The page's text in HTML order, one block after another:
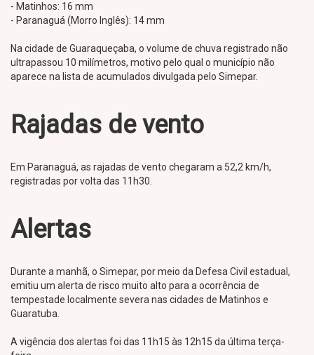
- Matinhos: 16 mm
- Paranaguá (Morro Inglês): 14 mm
Na cidade de Guaraqueçaba, o volume de chuva registrado não
ultrapassou 10 milímetros, motivo pelo qual o município não
aparece na lista de acumulados divulgada pelo Simepar.
Rajadas de vento
Em Paranaguá, as rajadas de vento chegaram a 52,2 km/h,
registradas por volta das 11h30.
Alertas
Durante a manhã, o Simepar, por meio da Defesa Civil estadual,
emitiu um alerta de risco muito alto para a ocorrência de
tempestade localmente severa nas cidades de Matinhos e
Guaratuba.
A vigência dos alertas foi das 11h15 às 12h15 da última terça-